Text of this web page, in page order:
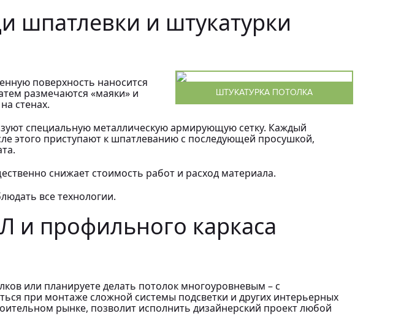
и штукатурки
ШТУКАТУРКА ПОТОЛКА
поверхность наносится
размечаются «маяки» и
стенах.
специальную металлическую армирующую сетку. Каждый
этого приступают к шпатлеванию с последующей просушкой,
снижает стоимость работ и расход материала.
все технологии.
и профильного каркаса
или планируете делать потолок многоуровневым – с
при монтаже сложной системы подсветки и других интерьерных
рынке, позволит исполнить дизайнерский проект любой